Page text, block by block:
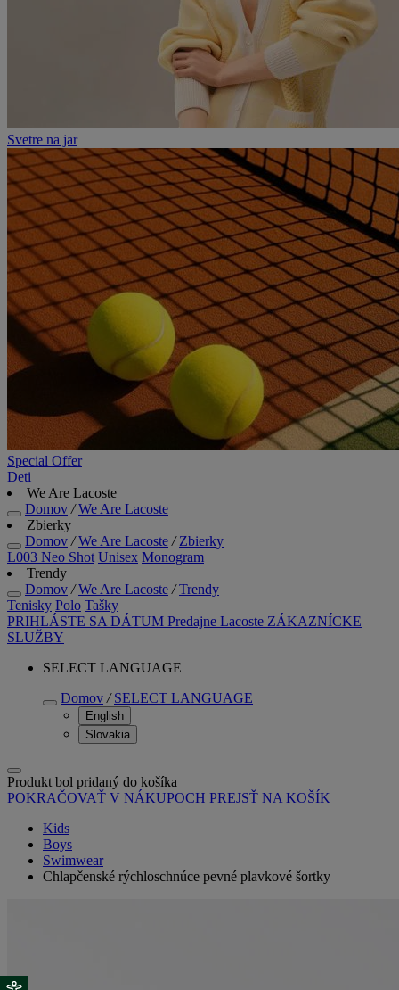
Svetre na jar
Special Offer
Deti
We Are Lacoste
Domov / We Are Lacoste
Zbierky
Domov / We Are Lacoste / Zbierky
L003 Neo Shot Unisex Monogram
Trendy
Domov / We Are Lacoste / Trendy
Tenisky Polo Tašky
PRIHLÁSTE SA DÁTUM Predajne Lacoste ZÁKAZNÍCKE
SLUŽBY
SELECT LANGUAGE
Domov / SELECT LANGUAGE
English
Slovakia
Produkt bol pridaný do košíka
POKRAČOVAŤ V NÁKUPOCH PREJSŤ NA KOŠÍK
Kids
Boys
Swimwear
Chlapčenské rýchloschnúce pevné plavkové šortky